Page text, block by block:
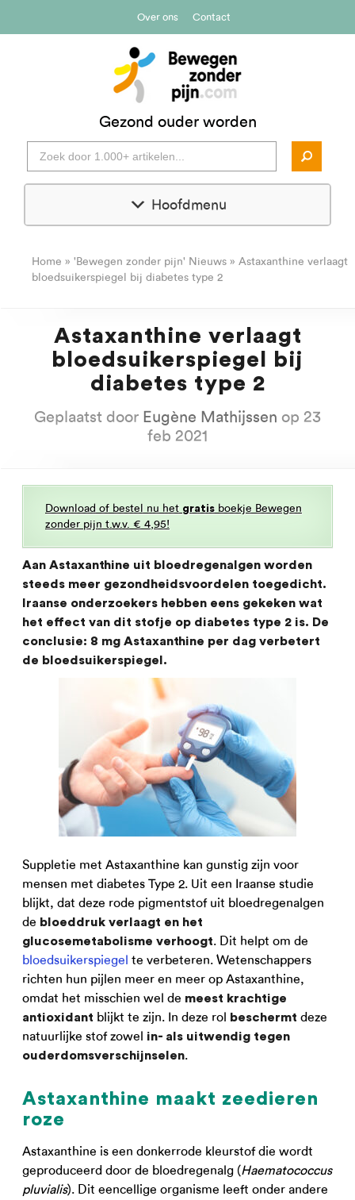
Over ons Contact
Gezond ouder worden
Hoofdmenu
Home » 'Bewegen zonder pijn' Nieuws » Astaxanthine verlaagt
bloedsuikerspiegel bij diabetes type 2
Astaxanthine verlaagt
bloedsuikerspiegel bij
diabetes type 2
Geplaatst door Eugène Mathijssen op 23
feb 2021
Download of bestel nu het gratis boekje Bewegen
zonder pijn t.w.v. € 4,95!
Aan Astaxanthine uit bloedregenalgen worden
steeds meer gezondheidsvoordelen toegedicht.
Iraanse onderzoekers hebben eens gekeken wat
het effect van dit stofje op diabetes type 2 is. De
conclusie: 8 mg Astaxanthine per dag verbetert
de bloedsuikerspiegel.
Suppletie met Astaxanthine kan gunstig zijn voor
mensen met diabetes Type 2. Uit een Iraanse studie
blijkt, dat deze rode pigmentstof uit bloedregenalgen
de bloeddruk verlaagt en het
glucosemetabolisme verhoogt. Dit helpt om de
bloedsuikerspiegel te verbeteren. Wetenschappers
richten hun pijlen meer en meer op Astaxanthine,
omdat het misschien wel de meest krachtige
antioxidant blijkt te zijn. In deze rol beschermt deze
natuurlijke stof zowel in- als uitwendig tegen
ouderdomsverschijnselen.
Astaxanthine maakt zeedieren
roze
Astaxanthine is een donkerrode kleurstof die wordt
geproduceerd door de bloedregenalg (Haematococcus
pluvialis). Dit eencellige organisme leeft onder andere